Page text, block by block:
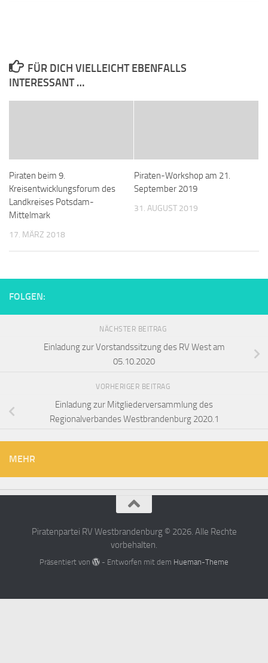
FÜR DICH VIELLEICHT EBENFALLS
INTERESSANT …
Piraten beim 9.
Kreisentwicklungsforum des
Landkreises Potsdam-
Mittelmark
17. MÄRZ 2018
Piraten-Workshop am 21.
September 2019
31. AUGUST 2019
FOLGEN:
NÄCHSTER BEITRAG
Einladung zur Vorstandssitzung des RV West am
05.10.2020
VORHERIGER BEITRAG
Einladung zur Mitgliederversammlung des
Regionalverbandes Westbrandenburg 2020.1
MEHR
Piratenpartei RV Westbrandenburg © 2026. Alle Rechte
vorbehalten.
Präsentiert von - Entworfen mit dem Hueman-Theme